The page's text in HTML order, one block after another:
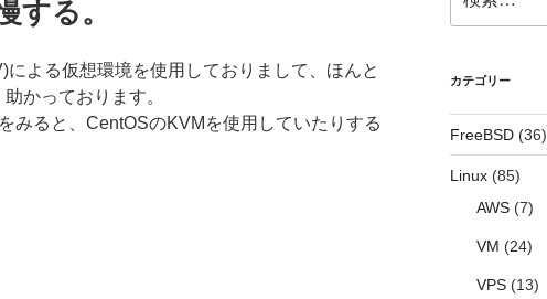
する。
よる仮想環境を使用しておりまして、ほんと
かっております。
みると、CentOSのKVMを使用していたりする
索:
カテゴリー
FreeBSD(36)
Linux(85)
AWS(7)
VM (24)
VPS(13)